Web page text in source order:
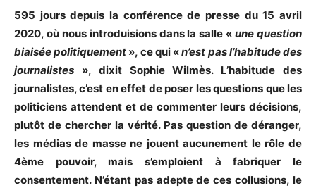
595 jours depuis la conférence de presse du 15 avril
2020, où nous introduisions dans la salle «une question
biaisée politiquement », ce qui «n’est pas l’habitude des
journalistes », dixit Sophie Wilmès. L’habitude des
journalistes, c’est en effet de poser les questions que les
politiciens attendent et de commenter leurs décisions,
plutôt de chercher la vérité. Pas question de déranger,
les médias de masse ne jouent aucunement le rôle de
4ème pouvoir, mais s’emploient à fabriquer le
consentement. N’étant pas adepte de ces collusions, le